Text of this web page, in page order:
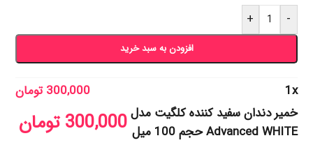
-
+
افزودن به سبد خرید
1x
300,000 تومان
خمیر دندان سفید کننده کلگیت مدل
Advanced WHITE حجم 100 میل
300,000 تومان